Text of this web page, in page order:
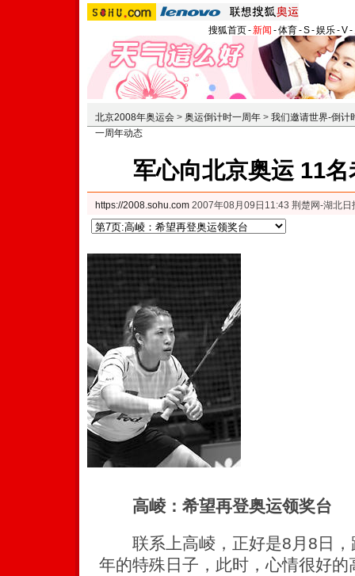
搜狐首页-新闻 -体育-S-娱乐-V-
北京2008年奥运会 > 奥运倒计时一周年 > 我们邀请世界-倒计
一周年动态
军心向北京奥运 11
https://2008.sohu.com 2007年08月09日11:43 荆楚网-湖北日
高崚：希望再登奥运领奖台
联系上高崚，正好是8月8日，
年的特殊日子，此时，心情很好